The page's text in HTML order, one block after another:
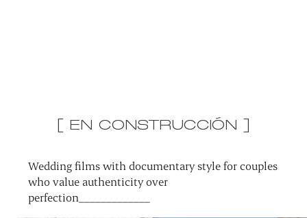
[ EN CONSTRUCCIÓN ]
Wedding films with documentary style for couples
who value authenticity over
perfection_____________